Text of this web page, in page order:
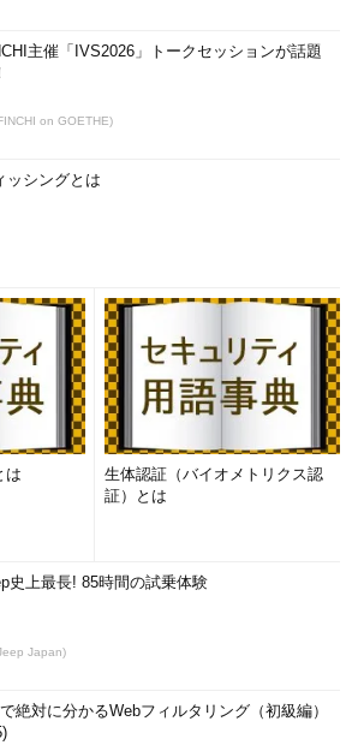
るソフトウェアは日々進化しており、それ
ティ対策を講じてきた。だが、古い設計に
御を実装した新しいOSへの移行を呼び掛
主催「IVS2026」トークセッションが話題
on GOETHE)
ッシングとは
は
生体認証（バイオメトリクス認
証）とは
史上最長! 85時間の試乗体験
Japan)
絶対に分かるWebフィルタリング（初級編）